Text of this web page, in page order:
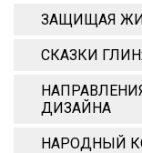
ЗАЩИЩАЯ
СКАЗКИ
ДИЗАЙНА
НАРОДНЫЙ